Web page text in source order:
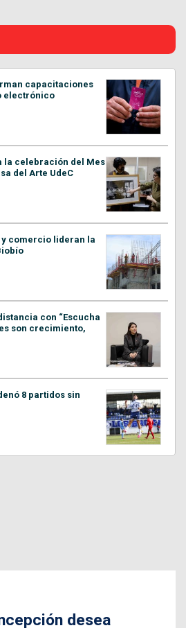
capacitaciones
electrónico
la celebración del Mes
del Arte UdeC
comercio lideran la
con “Escucha
son crecimiento,
8 partidos sin
desea